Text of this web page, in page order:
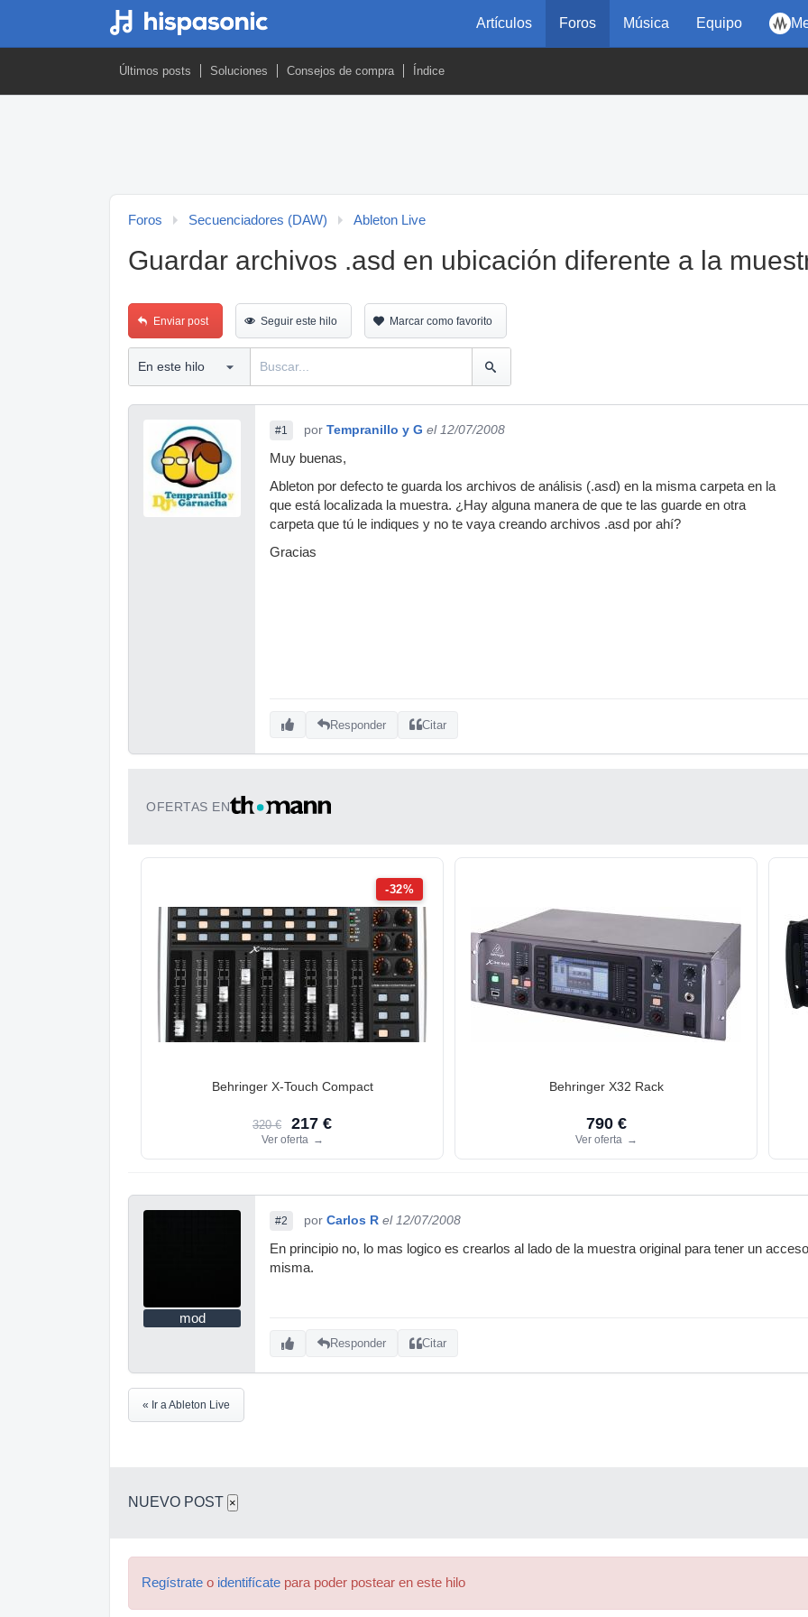
Artículos Foros Música Equipo
Últimos posts Soluciones Consejos de compra Índice
Foros Secuenciadores (DAW) Ableton Live
Guardar archivos .asd en ubicación diferente a la
Enviar post Seguir este hilo Marcar como favorito
#1 por Tempranillo y G el 12/07/2008
Muy buenas,
Ableton por defecto te guarda los archivos de análisis (.asd) en la misma carpeta en la
que está localizada la muestra. ¿Hay alguna manera de que te las guarde en otra
carpeta que tú le indiques y no te vaya creando archivos .asd por ahí?
Gracias
Responder Citar
OFERTAS EN
-32%
Behringer X-Touch Compact
320 € 217 €
Ver oferta →
Behringer X32 Rack
790 €
Ver oferta →
mod
#2 por Carlos R el 12/07/2008
En principio no, lo mas logico es crearlos al lado de la muestra original para tener un
misma.
Responder Citar
« Ir a Ableton Live
NUEVO POST ×
Regístrate o identifícate para poder postear en este hilo